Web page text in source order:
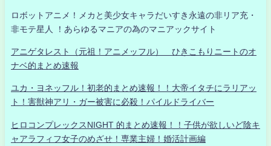
ロボットアニメ！メカと美少女キャラだいすき永遠の非リア充・
非モテ星人 ！あらゆるマニアの為のマニアックサイト
アニゲタレスト（元祖！アニメッフル） ひきこもりニートのオ
ナベ的まとめ速報
ユカ・ヨネッフル！初老的まとめ速報！！大帝イタチにラリアッ
ト！害獣神アリ・ガー被害に必殺！パイルドライバー
ヒロコンプレックスNIGHT 的まとめ速報！！子供が欲しいど陰キ
ャアラフィフ女子のめざせ！専業主婦！婚活計画編